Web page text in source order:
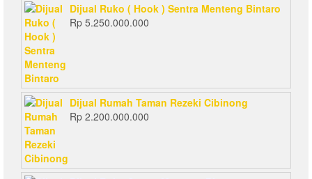
Dijual Ruko ( Hook ) Sentra Menteng Bintaro
Rp 5.250.000.000
Dijual Rumah Taman Rezeki Cibinong
Rp 2.200.000.000